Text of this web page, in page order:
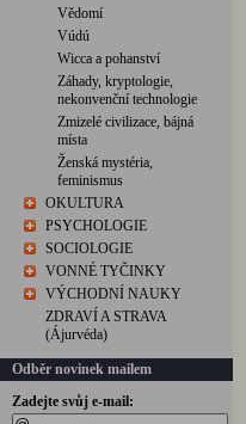
Vědomí
Vúdú
Wicca a pohanství
Záhady, kryptologie,
nekonvenční technologie
Zmizelé civilizace, bájná
místa
Ženská mystéria,
feminismus
OKULTURA
PSYCHOLOGIE
SOCIOLOGIE
VONNÉ TYČINKY
VÝCHODNÍ NAUKY
ZDRAVÍ A STRAVA
(Ájurvéda)
Odběr novinek mailem
Zadejte svůj e-mail: